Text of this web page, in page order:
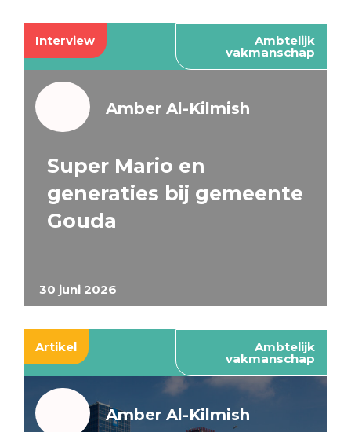
Interview Ambtelijk
vakmanschap
30 juni 2026
Amber Al-Kilmish
Super Mario en
generaties bij gemeente
Gouda
Artikel Ambtelijk
vakmanschap
Amber Al-Kilmish